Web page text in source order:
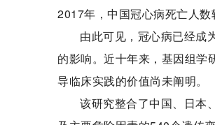
2017年，中国冠心病死亡人数
由此可见，冠心病已经成
的影响。近十年来，基因组学
导临床实践的价值尚未阐明。
该研究整合了中国、日本